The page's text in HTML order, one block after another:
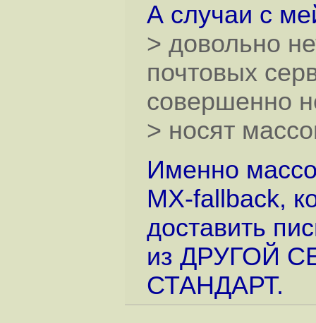
А случаи с
> довольно
почтовых
совершенно
> носят
Именно
MX-fallback,
доставить
из ДРУГОЙ
СТАНДАРТ.